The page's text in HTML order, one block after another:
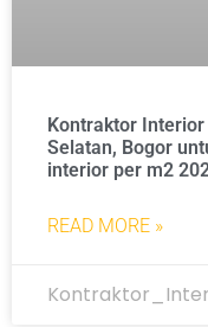
Kontraktor
Selatan, Bogor
interior per m2
READ MORE »